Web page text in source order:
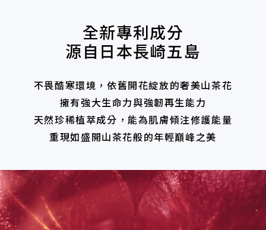
全新專利成分
源自日本長崎五島
不畏酷寒環境，依舊開花綻放的奢美山茶花
擁有強大生命力與強韌再生能力
天然珍稀植萃成分，能為肌膚傾注修護能量
重現如盛開山茶花般的年輕巔峰之美